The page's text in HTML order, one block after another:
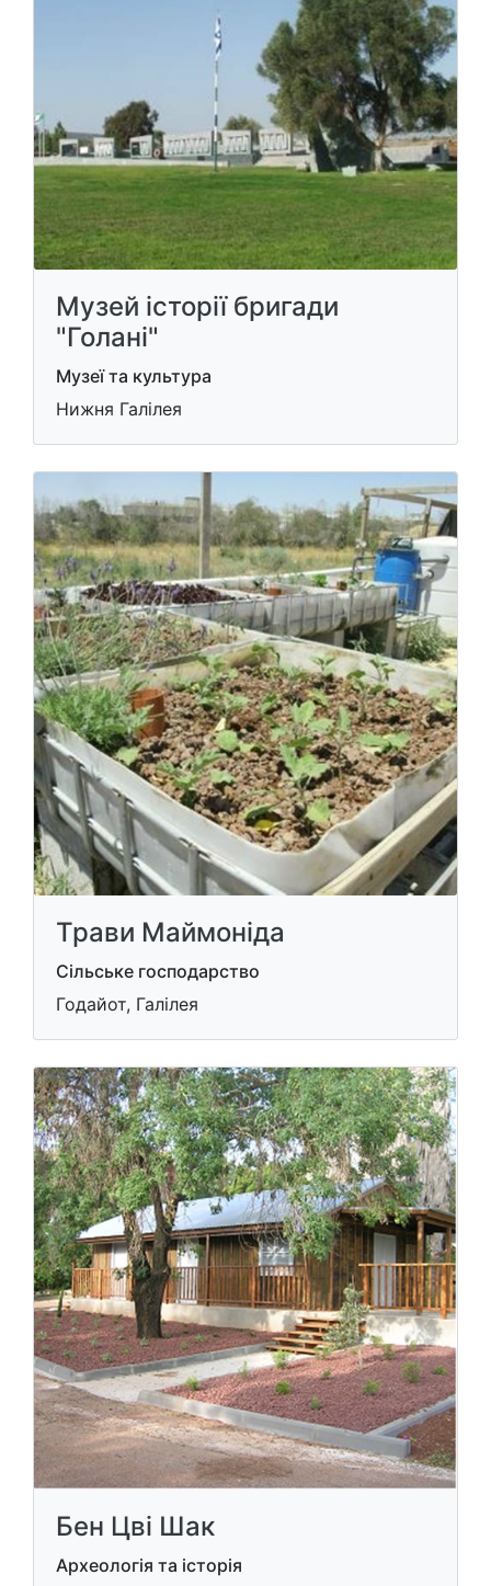
Музей історії бригади
"Голані"
Музеї та культура
Нижня Галілея
Трави Маймоніда
Сільське господарство
Годайот, Галілея
Бен Цві Шак
Археологія та історія